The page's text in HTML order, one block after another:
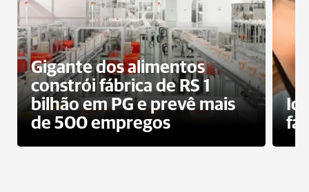
Gigante dos alimentos
constrói fábrica de RS 1
bilhão em PG e prevê mais
de 500 empregos